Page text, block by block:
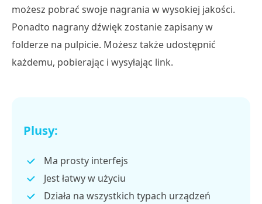
możesz pobrać swoje nagrania w wysokiej jakości.
Ponadto nagrany dźwięk zostanie zapisany w
folderze na pulpicie. Możesz także udostępnić
każdemu, pobierając i wysyłając link.
Plusy:
Ma prosty interfejs
Jest łatwy w użyciu
Działa na wszystkich typach urządzeń